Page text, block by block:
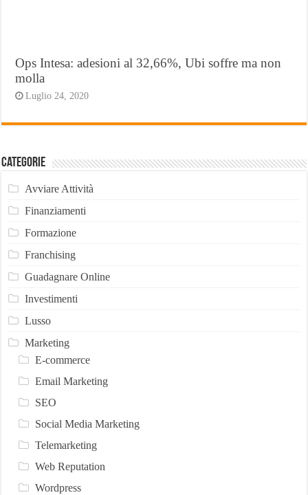
Ops Intesa: adesioni al 32,66%, Ubi soffre ma non
molla
Luglio 24, 2020
Categorie
Avviare Attività
Finanziamenti
Formazione
Franchising
Guadagnare Online
Investimenti
Lusso
Marketing
E-commerce
Email Marketing
SEO
Social Media Marketing
Telemarketing
Web Reputation
Wordpress